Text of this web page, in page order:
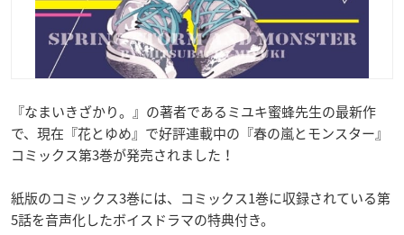
『なまいきざかり。』の著者であるミユキ蜜蜂先生の最新作
で、現在『花とゆめ』で好評連載中の『春の嵐とモンスター』
コミックス第3巻が発売されました！
紙版のコミックス3巻には、コミックス1巻に収録されている第
5話を音声化したボイスドラマの特典付き。